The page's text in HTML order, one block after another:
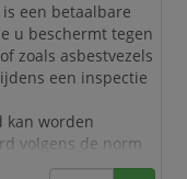
tegen droge
chemische
Type 5/6)
is een betaalbare
u beschermt tegen
zoals asbestvezels
een inspectie
kan worden
volgens de norm